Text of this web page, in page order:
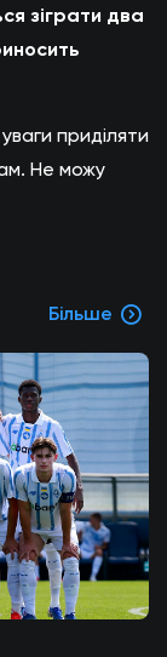
зіграти два
приділяти
Не можу
Більше